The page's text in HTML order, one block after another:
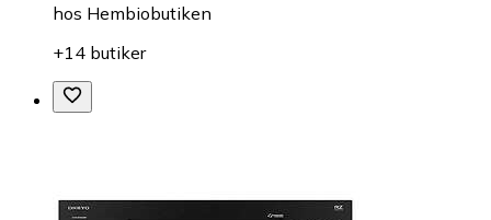
hos Hembiobutiken
+14 butiker